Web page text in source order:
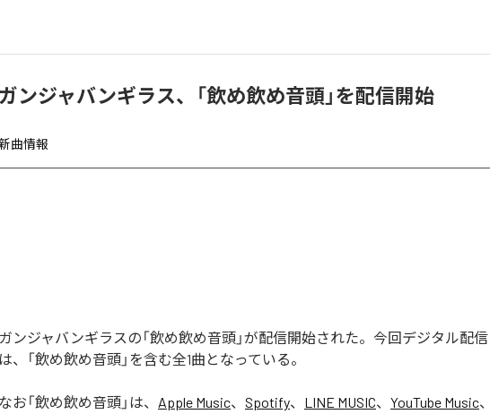
ガンジャバンギラス、「飲め飲め音頭」を配信開始
曲情報
ガンジャバンギラスの「飲め飲め音頭」が配信開始された。今回デジタル配
は、「飲め飲め音頭」を含む全1曲となっている。
なお「飲め飲め音頭 」は、 Apple Music、 Spotify、 LINE MUSIC、 YouTube Music、